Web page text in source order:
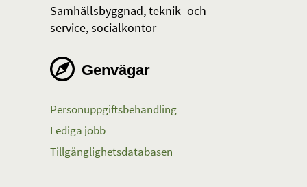
Samhällsbyggnad, teknik- och
service, socialkontor
Genvägar
Personuppgiftsbehandling
Lediga jobb
Tillgänglighetsdatabasen